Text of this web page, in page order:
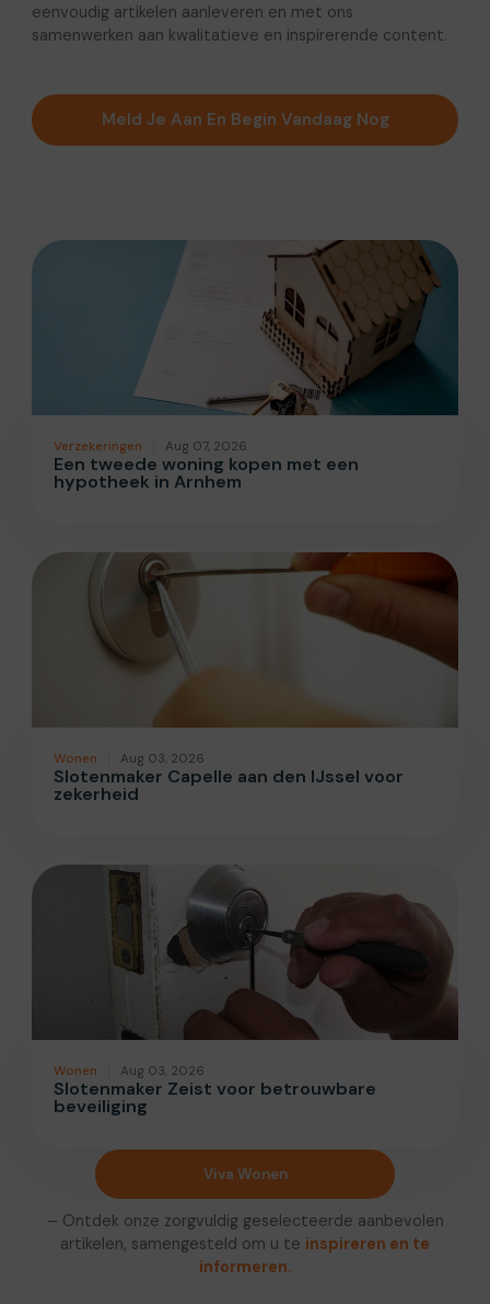
eenvoudig artikelen aanleveren en met ons
samenwerken aan kwalitatieve en inspirerende content.
Meld Je Aan En Begin Vandaag Nog
Verzekeringen Aug 07, 2026
Een tweede woning kopen met een
hypotheek in Arnhem
Wonen Aug 03, 2026
Slotenmaker Capelle aan den IJssel voor
zekerheid
Wonen Aug 03, 2026
Slotenmaker Zeist voor betrouwbare
beveiliging
Viva Wonen
– Ontdek onze zorgvuldig geselecteerde aanbevolen
artikelen, samengesteld om u te inspireren en te
informeren.